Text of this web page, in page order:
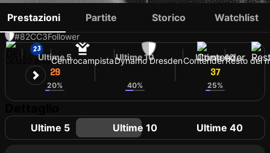
JONAS OEHMICHEN
#82CC3Follower
22 anniCentrocampistaDynamo DresdenContenderResto del
Prestazioni Partite Storico Watchlist
Ultime 5
29
20%
Ultime 10
40%
Ultime 40
37
25%
Ultime 5 Ultime 10 Ultime 40